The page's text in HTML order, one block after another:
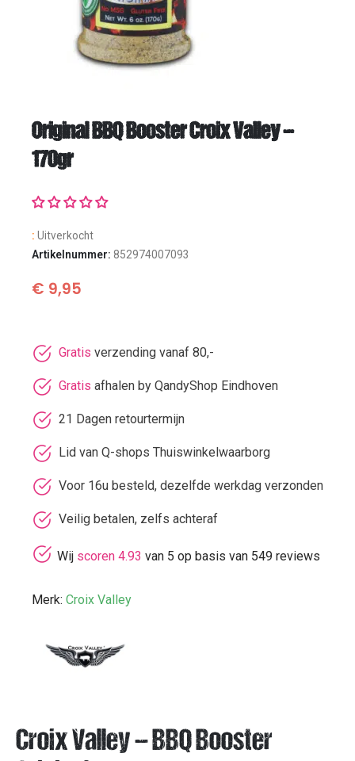
Original BBQ Booster Croix Valley –
170gr
: Uitverkocht
Artikelnummer: 852974007093
€ 9,95
Gratis verzending vanaf 80,-
Gratis afhalen by QandyShop Eindhoven
21 Dagen retourtermijn
Lid van Q-shops Thuiswinkelwaarborg
Voor 16u besteld, dezelfde werkdag verzonden
Veilig betalen, zelfs achteraf
Wijscoren 4.93 van 5 op basis van 549 reviews
Merk: Croix Valley
Croix Valley – BBQ Booster